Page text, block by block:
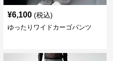
¥6,100 (税込)
ゆったりワイドカーゴパンツ